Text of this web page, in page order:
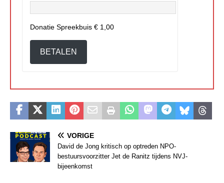
Donatie Spreekbuis € 1,00
BETALEN
VORIGE
David de Jong kritisch op optreden NPO-
bestuursvoorzitter Jet de Ranitz tijdens NVJ-
bijeenkomst